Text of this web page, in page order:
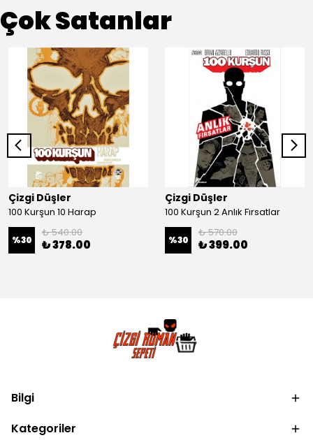
Çok Satanlar
Çizgi Düşler
100 Kurşun 10 Harap
%30
₺ 540.00
₺ 378.00
Çizgi Düşler
100 Kurşun 2 Anlık Fırsatlar
%30
₺ 570.00
₺ 399.00
Bilgi
Kategoriler